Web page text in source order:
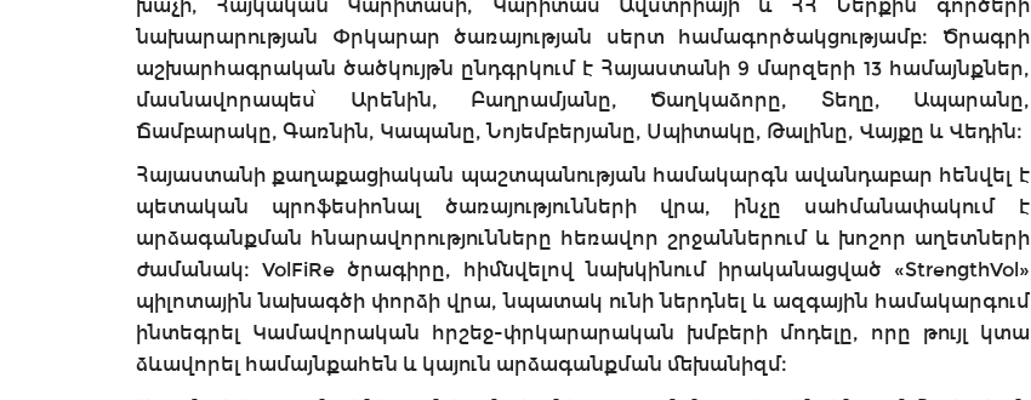
նախարարության Փրկարար ծառայության սերտ համագործակցությամբ։ Ծրագրի
աշխարհագրական ծածկույթն ընդգրկում է Հայաստանի 9 մարզերի 13 համայնքներ,
մասնավորապես՝ Արենին, Բաղրամյանը, Ծաղկաձորը, Տեղը, Ապարանը,
Ճամբարակը, Գառնին, Կապանը, Նոյեմբերյանը, Սպիտակը, Թալինը, Վայքը և Վեդին։
Հայաստանի քաղաքացիական պաշտպանության համակարգն ավանդաբար հենվել է
պետական պրոֆեսիոնալ ծառայությունների վրա, ինչը սահմանափակում է
արձագանքման հնարավորությունները հեռավոր շրջաններում և խոշոր աղետների
ժամանակ։ VolFiRe ծրագիրը, հիմնվելով նախկինում իրականացված «StrengthVol»
պիլոտային նախագծի փորձի վրա, նպատակ ունի ներդնել և ազգային համակարգում
ինտեգրել Կամավորական հրշեջ-փրկարարական խմբերի մոդելը, որը թույլ կտա
ձևավորել համայնքահեն և կայուն արձագանքման մեխանիզմ։